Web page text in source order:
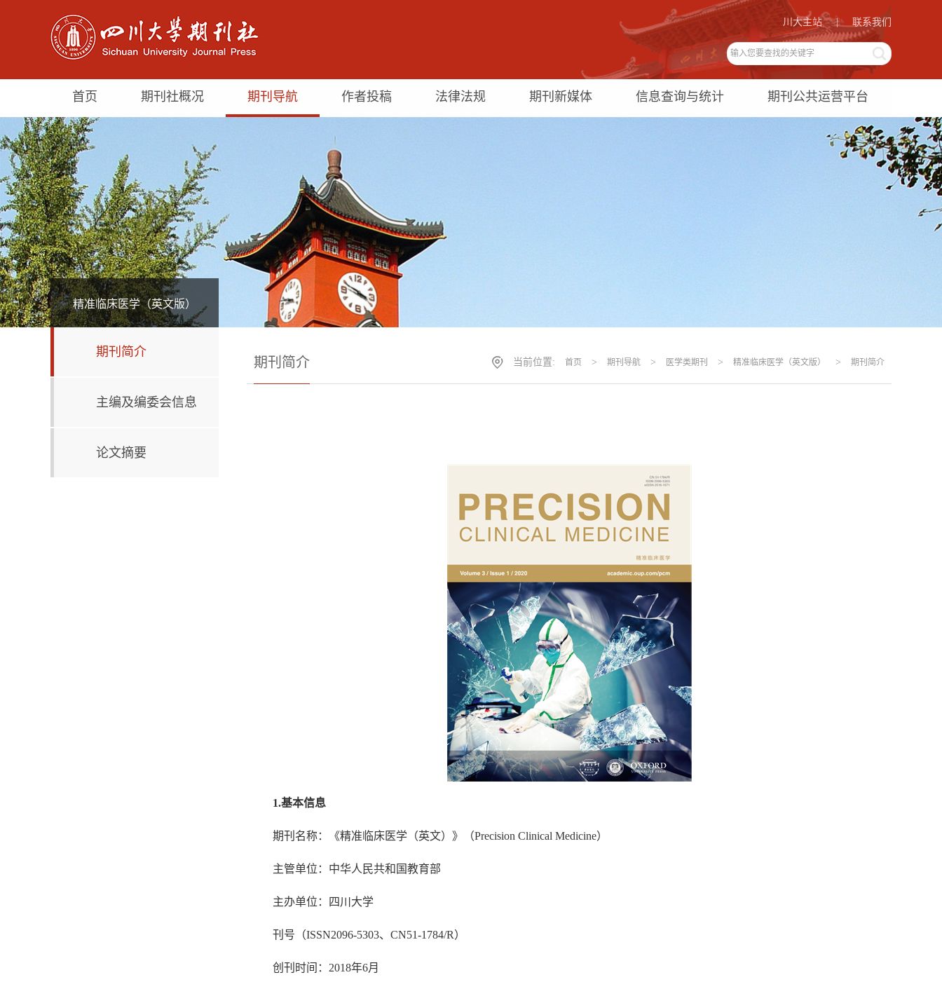
联系我们
川大主站 |
首页 期刊社概况 期刊导航 作者投稿 法律法规 期刊新媒体 信息查询与统计 期刊公共运营平台
精准临床医学（英文版）
期刊简介
主编及编委会信息
论文摘要
期刊简介 当前位置: 首页 > 期刊导航 > 医学类期刊 > 精准临床医学（英文版） > 期刊简介
1.基本信息
期刊名称：《精准临床医学（英文）》（Precision Clinical Medicine）
主管单位：中华人民共和国教育部
主办单位：四川大学
刊号（ISSN2096-5303、 CN51-1784/R）
创刊时间： 2018年6月